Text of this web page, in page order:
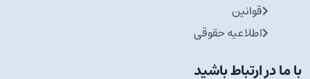
قوانین
اطلاعیه حقوقی
با ما در ارتباط باشید